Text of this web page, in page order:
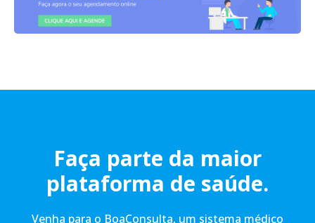
Faça parte da maior
plataforma de saúde.
Venha para o BoaConsulta, um sistema médico